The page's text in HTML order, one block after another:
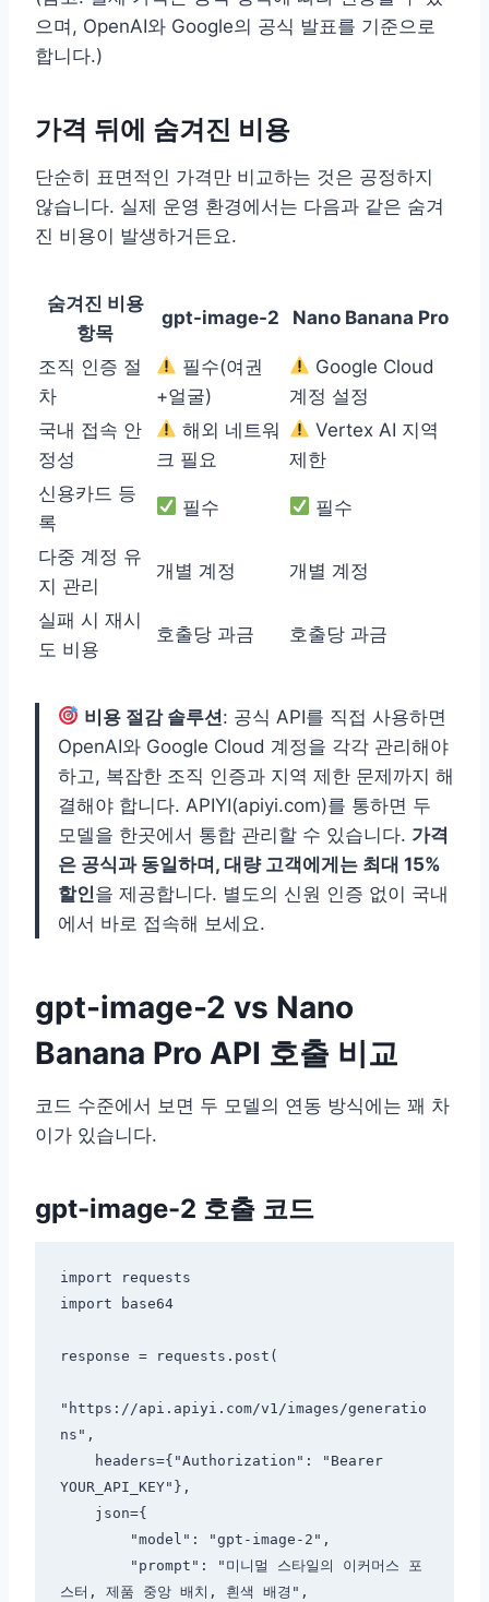
으며, OpenAI와 Google의 공식 발표를 기준으로
합니다.)
가격 뒤에 숨겨진 비용
단순히 표면적인 가격만 비교하는 것은 공정하지
않습니다. 실제 운영 환경에서는 다음과 같은 숨겨
진 비용이 발생하거든요.
숨겨진 비용
항목
gpt-image-2 Nano Banana Pro
조직 인증 절
차
필수(여권
+얼굴)
Google Cloud
계정 설정
국내 접속 안
정성
해외 네트워
크 필요
Vertex AI 지역
제한
신용카드 등
록
필수 필수
다중 계정 유
지 관리
개별 계정 개별 계정
실패 시 재시
도 비용
호출당 과금 호출당 과금
비용 절감 솔루션: 공식 API를 직접 사용하면
OpenAI와 Google Cloud 계정을 각각 관리해야
하고, 복잡한 조직 인증과 지역 제한 문제까지 해
결해야 합니다. APIYI(apiyi.com)를 통하면 두
모델을 한곳에서 통합 관리할 수 있습니다. 가격
은 공식과 동일하며, 대량 고객에게는 최대 15%
할인을 제공합니다. 별도의 신원 인증 없이 국내
에서 바로 접속해 보세요.
gpt-image-2 vs Nano
Banana Pro API 호출 비교
코드 수준에서 보면 두 모델의 연동 방식에는 꽤 차
이가 있습니다.
gpt-image-2 호출 코드
import requests
import base64
response = requests.post(
"https://api.apiyi.com/v1/images/generatio
ns",
YOUR_API_KEY"},
스터, 제품 중앙 배치, 흰색 배경",